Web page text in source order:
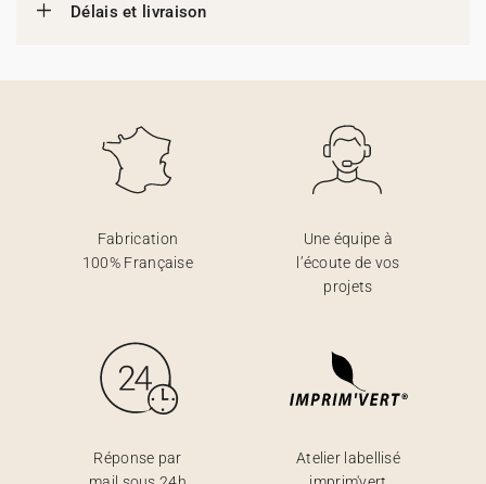
Délais et livraison
Fabrication
100% Française
Une équipe à
l’écoute de vos
projets
Réponse par
Atelier labellisé